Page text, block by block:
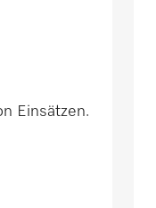
Einsätzen.